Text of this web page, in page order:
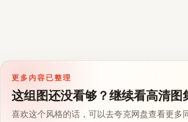
更多内容已整理
这组图还没看够？继续看高清图
喜欢这个风格的话，可以去夸克网盘查看更多